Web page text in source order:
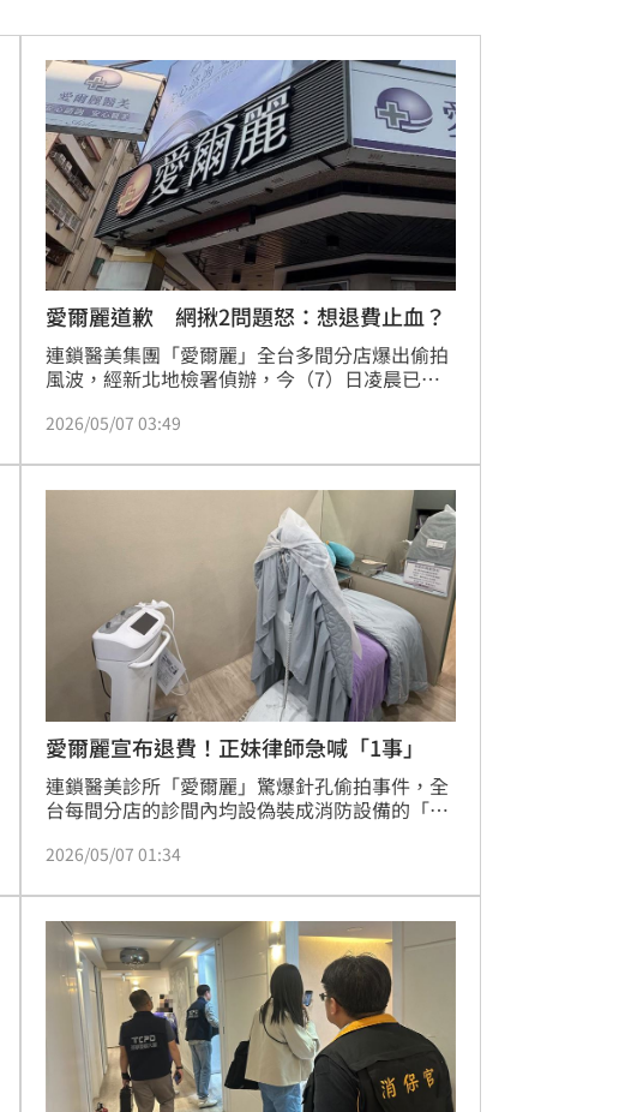
愛爾麗道歉 網揪2問題怒：想退費止血？
連鎖醫美集團「愛爾麗」全台多間分店爆出偷拍
風波，經新北地檢署偵辦，今（7）日凌晨已將
商聲押禁見。對此，愛爾麗診所也發布道歉聲
退費申請外，且不扣除任何贈品金額，並全程不
收取任何手續費。不過不少民眾看完都不買單，
怒轟「退費就好，不用加倍賠償？包贏的」、
2026/05/07 03:49
愛爾麗宣布退費！正妹律師急喊「1事」
連鎖醫美診所「愛爾麗」驚爆針孔偷拍事件，全
台每間分店的診間內均設偽裝成消防設備的「偽
聲明，退費金額限於未施作的課程，且不扣除贈
任律師李欣庭表示，消費者若主張退費時，發現
條件嚴苛或遭刁難，切勿口頭答應或簽署任何契
約，「因為簽了等於自認放棄權利。」
2026/05/07 01:34